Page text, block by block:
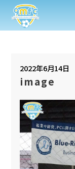
2022年6月14日
image